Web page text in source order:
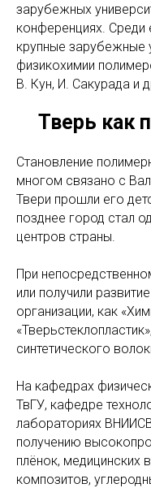
зарубежных
конференциях. Среди
крупные зарубежные
физикохимии
В. Кун, И. Сакурада и
Тверь как
Становление
многом связано с
Твери прошли его
позднее город стал
центров страны.
При
или получили
организации, как
синтетического
На кафедрах
ТвГУ, кафедре
лабораториях
получению
плёнок, медицинских
композитов,